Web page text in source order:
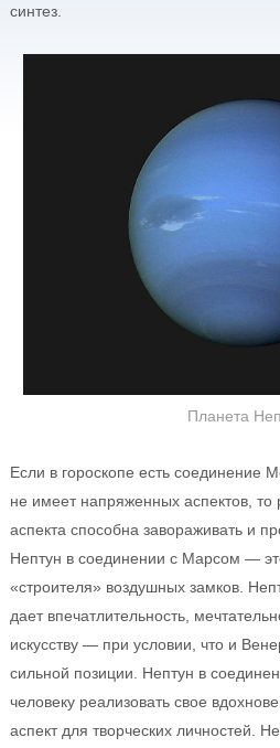
синтез.
Планета
Если в гороскопе есть соединение
не имеет напряженных аспектов, то
аспекта способна завораживать и
Нептун в соединении с Марсом —
«строителя» воздушных замков.
дает впечатлительность,
искусству — при условии, что и
сильной позиции. Нептун в
человеку реализовать свое
аспект для творческих личностей.